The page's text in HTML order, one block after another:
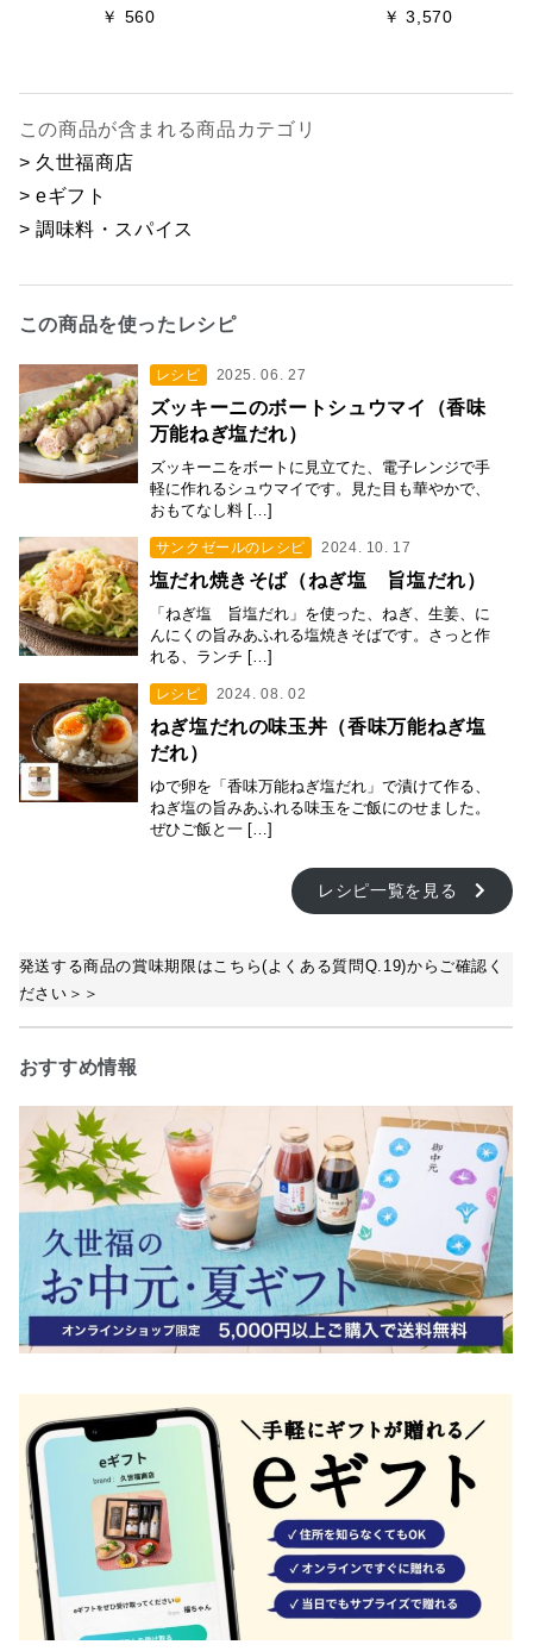
￥ 560 ￥ 3,570
この商品が含まれる商品カテゴリ
> 久世福商店
> eギフト
> 調味料・スパイス
この商品を使ったレシピ
レシピ 2025. 06. 27
ズッキーニのボートシュウマイ（香味
万能ねぎ塩だれ）
ズッキーニをボートに見立てた、電子レンジで手
軽に作れるシュウマイです。見た目も華やかで、
おもてなし料 […]
サンクゼールのレシピ 2024. 10. 17
塩だれ焼きそば（ねぎ塩 旨塩だれ）
「ねぎ塩 旨塩だれ」を使った、ねぎ、生姜、に
んにくの旨みあふれる塩焼きそばです。さっと作
れる、ランチ […]
レシピ 2024. 08. 02
ねぎ塩だれの味玉丼（香味万能ねぎ塩
だれ）
ゆで卵を「香味万能ねぎ塩だれ」で漬けて作る、
ねぎ塩の旨みあふれる味玉をご飯にのせました。
ぜひご飯と一 […]
レシピ一覧を見る
発送する商品の賞味期限はこちら(よくある質問Q.19)からご確認く
ださい＞＞
おすすめ情報